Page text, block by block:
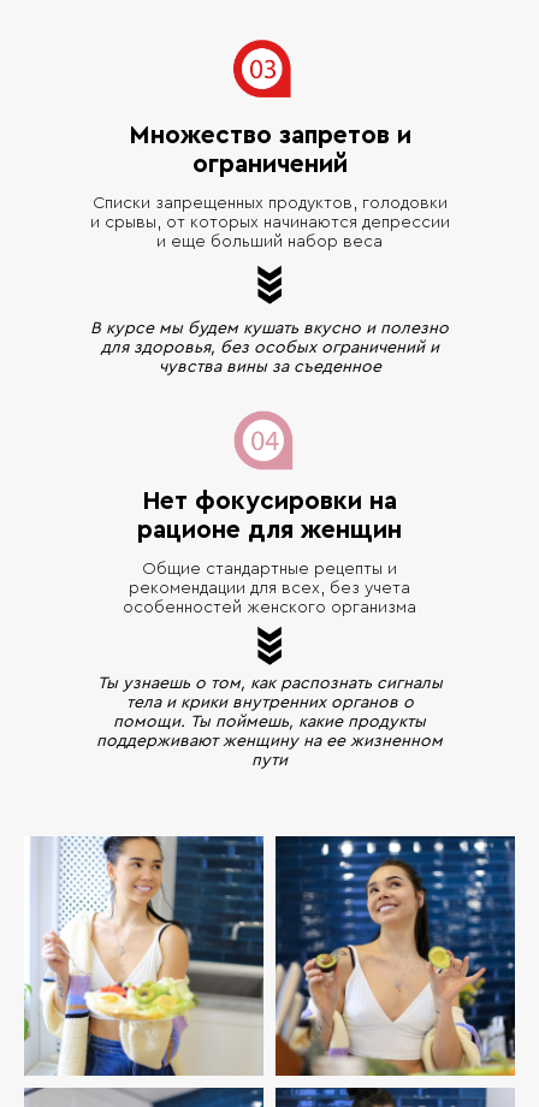
Множество запретов и
ограничений
Нет фокусировки на
рационе для женщин
Списки запрещенных продуктов, голодовки
и срывы, от которых начинаются депрессии
и еще больший набор веса
В курсе мы будем кушать вкусно и полезно
для здоровья, без особых ограничений и
чувства вины за съеденное
Общие стандартные рецепты и
рекомендации для всех, без учета
особенностей женского организма
Ты узнаешь о том, как распознать сигналы
тела и крики внутренних органов о
помощи. Ты поймешь, какие продукты
поддерживают женщину на ее жизненном
пути